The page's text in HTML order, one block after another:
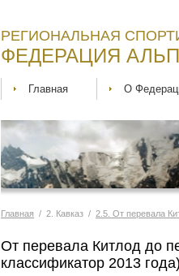
РЕГИОНАЛЬНАЯ
ФЕДЕРАЦИЯ
Главная О
Главная / 2. Кавказ / 2.5. От перевала
От перевала Китлод до
классификатор 2013